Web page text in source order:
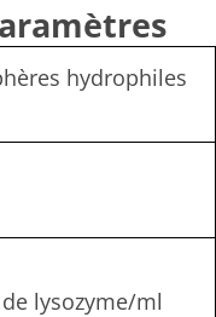
hydrophiles
lysozyme/ml